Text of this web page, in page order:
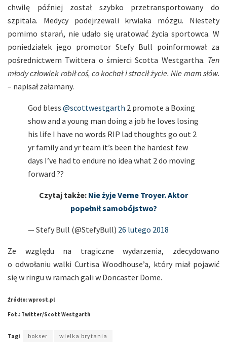
chwilę później został szybko przetransportowany do
szpitala. Medycy podejrzewali krwiaka mózgu. Niestety
pomimo starań, nie udało się uratować życia sportowca. W
poniedziałek jego promotor Stefy Bull poinformował za
pośrednictwem Twittera o śmierci Scotta Westgartha. Ten
młody człowiek robił coś, co kochał i stracił życie. Nie mam słów.
– napisał załamany.
God bless @scottwestgarth 2 promote a Boxing
show and a young man doing a job he loves losing
his life I have no words RIP lad thoughts go out 2
yr family and yr team it’s been the hardest few
days I’ve had to endure no idea what 2 do moving
forward ??
Czytaj także: Nie żyje Verne Troyer. Aktor
popełnił samobójstwo?
— Stefy Bull (@StefyBull) 26 lutego 2018
Ze względu na tragiczne wydarzenia, zdecydowano
o odwołaniu walki Curtisa Woodhouse’a, który miał pojawić
się w ringu w ramach gali w Doncaster Dome.
Źródło: wprost.pl
Fot.: Twitter/Scott Westgarth
Tagi bokser wielka brytania